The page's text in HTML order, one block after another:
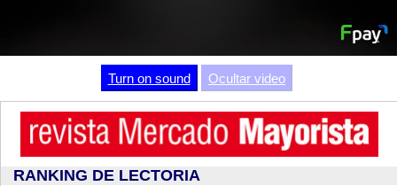
Turn on sound Ocultar video
RANKING DE LECTORIA